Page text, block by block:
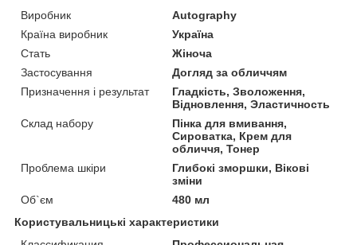
Виробник
Autography
Країна виробник
Україна
Стать
Жіноча
Застосування
Догляд за обличчям
Призначення і результат
Гладкість, Зволоження,
Відновлення, Эластичность
Склад набору
Пінка для вмивання,
Сироватка, Крем для
обличчя, Тонер
Проблема шкіри
Глибокі зморшки, Вікові
зміни
Об`єм
480 мл
Користувальницькі характеристики